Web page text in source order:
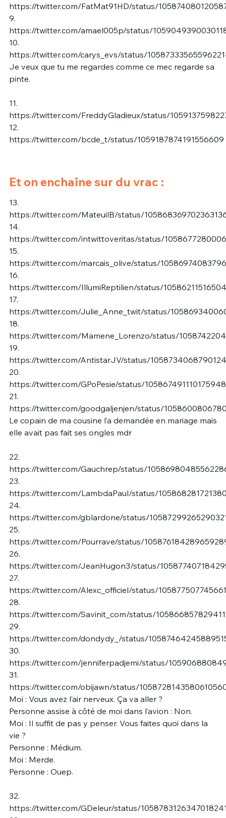
https://twitter.com/FatMat91HD/status/
9.
https://twitter.com/amael005p/status/
10.
https://twitter.com/carys_evs/status/
Je veux que tu me regardes comme ce mec regarde sa
pinte.
11.
https://twitter.com/FreddyGladieux/status/
12.
https://twitter.com/bcde_t/status/1059187874191556609
Et on enchaîne sur du vrac :
13.
https://twitter.com/MateuilB/status/
14.
https://twitter.com/intwittoveritas/status/
15.
https://twitter.com/marcais_olive/status/
16.
https://twitter.com/IllumiReptilien/status/
17.
https://twitter.com/Julie_Anne_twit/status/
18.
https://twitter.com/Mamene_Lorenzo/status/
19.
https://twitter.com/AntistarJV/status/
20.
https://twitter.com/GPoPesie/status/
21.
https://twitter.com/goodgaljenjen/status/
Le copain de ma cousine l’a demandée en mariage mais
elle avait pas fait ses ongles mdr
22.
https://twitter.com/Gauchrep/status/
23.
https://twitter.com/LambdaPaul/status/
24.
https://twitter.com/gblardone/status/
25.
https://twitter.com/Pourrave/status/
26.
https://twitter.com/JeanHugon3/status/
27.
https://twitter.com/Alexc_officiel/status/
28.
https://twitter.com/Savinit_com/status/
29.
https://twitter.com/dondydy_/status/
30.
https://twitter.com/jenniferpadjemi/status/
31.
https://twitter.com/obijawn/status/
Moi : Vous avez l’air nerveux. Ça va aller ?
Personne assise à côté de moi dans l’avion : Non.
Moi : Il suffit de pas y penser. Vous faites quoi dans la
vie ?
Personne : Médium.
Moi : Merde.
Personne : Ouep.
32.
https://twitter.com/GDeleur/status/